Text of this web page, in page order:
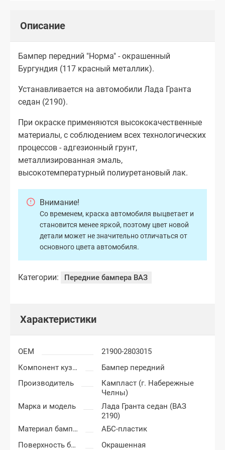
Описание
Бампер передний "Норма" - окрашенный
Бургундия (117 красный металлик).
Устанавливается на автомобили Лада Гранта
седан (2190).
При окраске применяются высококачественные
материалы, с соблюдением всех технологических
процессов - адгезионный грунт,
металлизированная эмаль,
высокотемпературный полиуретановый лак.
Внимание!
Со временем, краска автомобиля выцветает и
становится менее яркой, поэтому цвет новой
детали может не значительно отличаться от
основного цвета автомобиля.
Категории: Передние бампера ВАЗ
Характеристики
OEM
21900-2803015
Компонент кузова
Бампер передний
Производитель
Кампласт (г. Набережные
Челны)
Марка и модель
Лада Гранта седан (ВАЗ
2190)
Материал бампера
АБС-пластик
Поверхность бампера
Окрашенная